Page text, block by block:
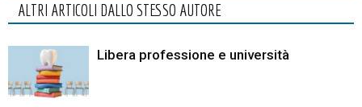
ALTRI ARTICOLI DALLO STESSO AUTORE
Libera professione e università